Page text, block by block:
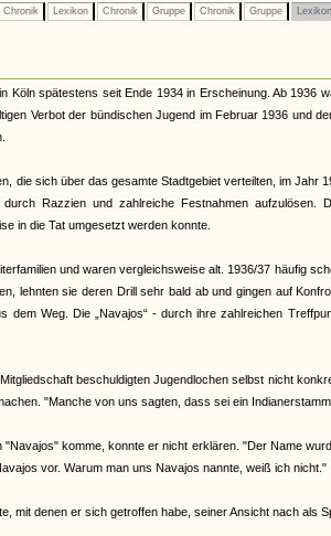
Chronik Lexikon Chronik Gruppe Chronik Gruppe Lexikon
Köln spätestens seit Ende 1934 in Erscheinung. Ab
Verbot der bündischen Jugend im Februar 1936 und
die sich über das gesamte Stadtgebiet verteilten, im
Razzien und zahlreiche Festnahmen
in die Tat umgesetzt werden konnte.
und waren vergleichsweise alt. 1936/37 häufig
lehnten sie deren Drill sehr bald ab und gingen auf
dem Weg. Die „Navajos“ - durch ihre zahlreichen
beschuldigten Jugendlochen selbst nicht
"Manche von uns sagten, dass sei ein
komme, konnte er nicht erklären. "Der Name
vor. Warum man uns Navajos nannte, weiß ich nicht."
mit denen er sich getroffen habe, seiner Ansicht nach als